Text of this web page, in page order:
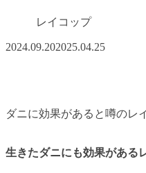
レイコップ
2024.09.202025.04.25
ダニに効果があると噂のレ
生きたダニにも効果がある